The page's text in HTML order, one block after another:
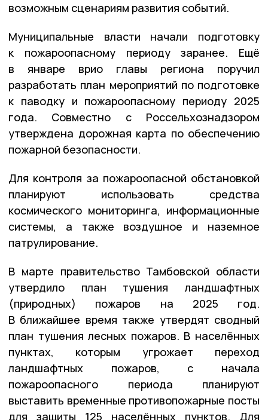
возможным сценариям развития событий.
Муниципальные власти начали подготовку
к пожароопасному периоду заранее. Ещё
в январе врио главы региона поручил
разработать план мероприятий по подготовке
к паводку и пожароопасному периоду 2025
года. Совместно с Россельхознадзором
утверждена дорожная карта по обеспечению
пожарной безопасности.
Для контроля за пожароопасной обстановкой
планируют использовать средства
космического мониторинга, информационные
системы, а также воздушное и наземное
патрулирование.
В марте правительство Тамбовской области
утвердило план тушения ландшафтных
(природных) пожаров на 2025 год.
В ближайшее время также утвердят сводный
план тушения лесных пожаров. В населённых
пунктах, которым угрожает переход
ландшафтных пожаров, с начала
пожароопасного периода планируют
выставить временные противопожарные посты
для защиты 125 населённых пунктов. Для